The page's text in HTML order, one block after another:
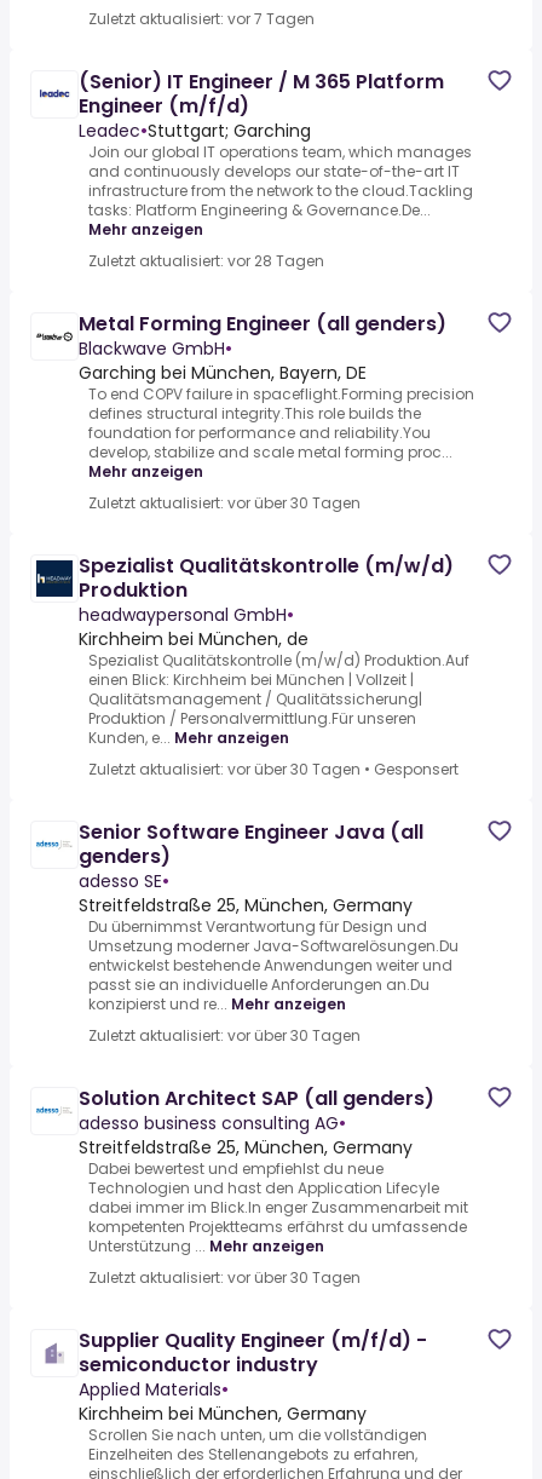
Zuletzt aktualisiert: vor 7 Tagen
(Senior) IT Engineer / M 365 Platform
Engineer (m/f/d)
Leadec•Stuttgart; Garching
Join our global IT operations team, which manages
and continuously develops our state-of-the-art IT
infrastructure from the network to the cloud.Tackling
tasks: Platform Engineering & Governance.De...
Mehr anzeigen
Zuletzt aktualisiert: vor 28 Tagen
Metal Forming Engineer (all genders)
Blackwave GmbH•
Garching bei München, Bayern, DE
To end COPV failure in spaceflight.Forming precision
defines structural integrity.This role builds the
foundation for performance and reliability.You
develop, stabilize and scale metal forming proc...
Mehr anzeigen
Zuletzt aktualisiert: vor über 30 Tagen
Spezialist Qualitätskontrolle (m/w/d)
Produktion
headwaypersonal GmbH•
Kirchheim bei München, de
Spezialist Qualitätskontrolle (m/w/d) Produktion.Auf
einen Blick: Kirchheim bei München | Vollzeit |
Qualitätsmanagement / Qualitätssicherung|
Produktion / Personalvermittlung.Für unseren
Kunden, e... Mehr anzeigen
Zuletzt aktualisiert: vor über 30 Tagen • Gesponsert
Senior Software Engineer Java (all
genders)
adesso SE•
Streitfeldstraße 25, München, Germany
Du übernimmst Verantwortung für Design und
Umsetzung moderner Java-Softwarelösungen.Du
entwickelst bestehende Anwendungen weiter und
passt sie an individuelle Anforderungen an.Du
konzipierst und re... Mehr anzeigen
Zuletzt aktualisiert: vor über 30 Tagen
Solution Architect SAP (all genders)
adesso business consulting AG•
Streitfeldstraße 25, München, Germany
Dabei bewertest und empfiehlst du neue
Technologien und hast den Application Lifecyle
dabei immer im Blick.In enger Zusammenarbeit mit
kompetenten Projektteams erfährst du umfassende
Unterstützung ... Mehr anzeigen
Zuletzt aktualisiert: vor über 30 Tagen
Supplier Quality Engineer (m/f/d) -
semiconductor industry
Applied Materials•
Kirchheim bei München, Germany
Scrollen Sie nach unten, um die vollständigen
Einzelheiten des Stellenangebots zu erfahren,
einschließlich der erforderlichen Erfahrung und der